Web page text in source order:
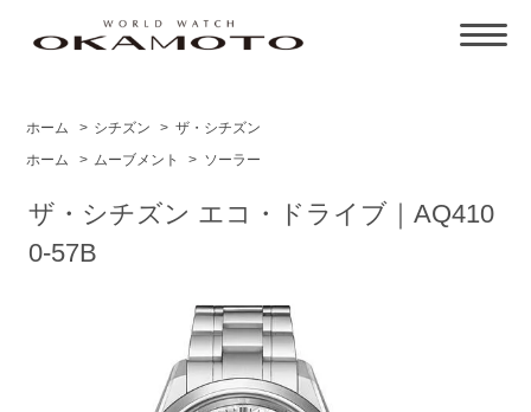
ホーム > シチズン > ザ・シチズン
ホーム
> ムーブメント > ソーラー
ザ・シチズン エコ・ドライブ｜AQ410
0-57B